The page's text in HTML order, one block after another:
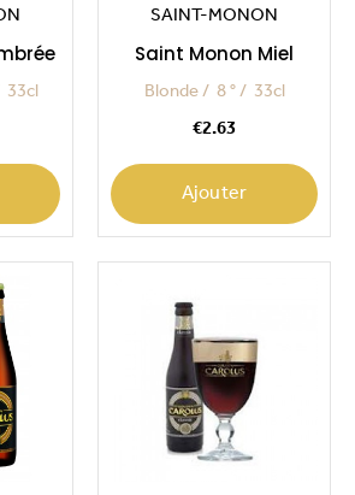
33cl
SAINT-MONON
Saint Monon Miel
Blonde 8 ° 33cl
€2.63
Ajouter